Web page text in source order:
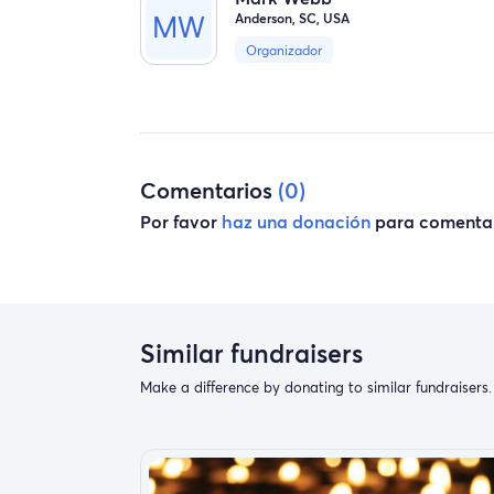
Anderson, SC, USA
Organizador
Comentarios (0)
Por favor haz una donación para
Similar fundraisers
Make a difference by donating to similar fundraisers.